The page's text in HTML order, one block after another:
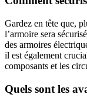
Gardez en tête que,
l’armoire sera
des armoires
il est également
composants et les
Quels sont les